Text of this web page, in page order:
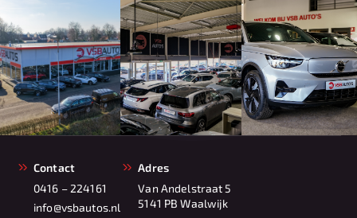
Contact
0416 – 224161
info@vsbautos.nl
Adres
Van Andelstraat 5
5141 PB Waalwijk